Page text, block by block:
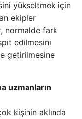
yükseltmek için
ekipler
normalde fark
edilmesini
getirilmesine
uzmanların
kişinin aklında